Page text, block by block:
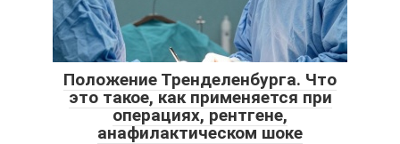
Положение Тренделенбурга. Что
это такое, как применяется при
операциях, рентгене,
анафилактическом шоке